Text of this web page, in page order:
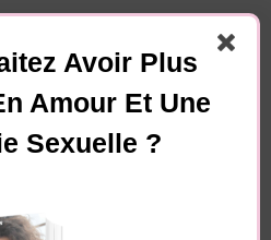
pas publiée.
indiqués avec*
Avoir Plus
Amour Et Une
Sexuelle ?